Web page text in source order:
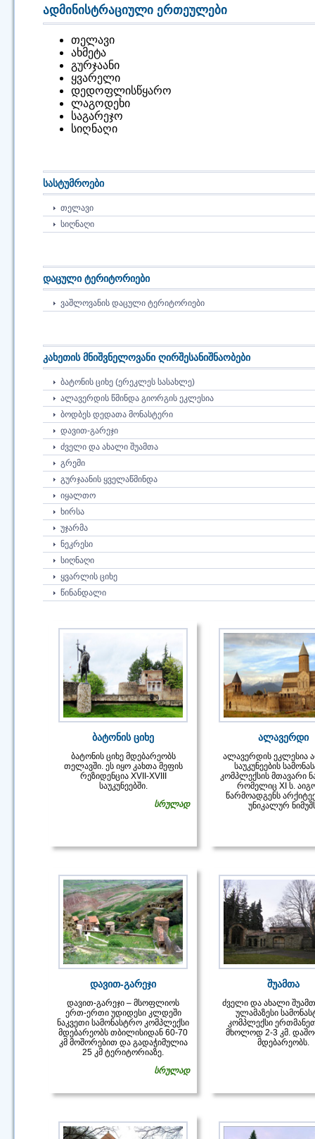
ადმინისტრაციული ერთეულები
თელავი
ახმეტა
გურჯაანი
ყვარელი
დედოფლისწყარო
ლაგოდეხი
საგარეჯო
სიღნაღი
სასტუმროები
ᲗᲔᲚᲐᲕᲘ
ᲡᲘᲦᲜᲐᲦᲘ
დაცული ტერიტორიები
ᲕᲐᲨᲚᲝᲕᲐᲜᲘᲡ ᲓᲐᲪᲣᲚᲘ ᲢᲔᲠᲘᲢᲝᲠᲘᲔᲑᲘ
კახეთის მნიშვნელოვანი ღირშესანიშნაობები
ᲑᲐᲢᲝᲜᲘᲡ ᲪᲘᲮᲔ (ᲔᲠᲔᲙᲚᲔᲡ ᲡᲐᲡᲐᲮᲚᲔ)
ᲐᲚᲐᲕᲔᲠᲓᲘᲡ ᲬᲛᲘᲜᲓᲐ ᲒᲘᲝᲠᲒᲘᲡ ᲔᲙᲚᲔᲡᲘᲐ
ᲑᲝᲓᲑᲔᲡ ᲓᲔᲓᲐᲗᲐ ᲛᲝᲜᲐᲡᲢᲔᲠᲘ
ᲓᲐᲕᲘᲗ-ᲒᲐᲠᲔᲯᲘ
ᲫᲕᲔᲚᲘ ᲓᲐ ᲐᲮᲐᲚᲘ ᲨᲣᲐᲛᲗᲐ
ᲒᲠᲔᲛᲘ
ᲒᲣᲠᲯᲐᲐᲜᲘᲡ ᲧᲕᲔᲚᲐᲬᲛᲘᲜᲓᲐ
ᲘᲧᲐᲚᲗᲝ
ᲮᲘᲠᲡᲐ
ᲣᲯᲐᲠᲛᲐ
ᲜᲔᲙᲠᲔᲡᲘ
ᲡᲘᲦᲜᲐᲦᲘ
ᲧᲕᲐᲠᲚᲘᲡ ᲪᲘᲮᲔ
ᲬᲘᲜᲐᲜᲓᲐᲚᲘ
ბატონის ციხე
ბატონის ციხე მდებარეობს
თელავში. ეს იყო კახთა მეფის
რეზიდენცია XVII-XVIII
საუკუნეებში.
სრულად
ალავერდი
ალავერდის ეკლესია
საუკუნეების
კომპლექსის მთავარი
რომელიც XI ს.
წარმოადგენს
უნიკალურ
დავით-გარეჯი
დავით-გარეჯი – მსოფლიოს
ერთ-ერთი უდიდესი კლდეში
ნაკვეთი სამონასტრო კომპლექსი
მდებარეობს თბილისიდან 60-70
კმ მოშორებით და გადაჭიმულია
25 კმ ტერიტორიაზე.
სრულად
შუამთა
ძველი და ახალი
ულამაზესი
კომპლექსი
მხოლოდ 2-3 კმ.
მდებარეობს.